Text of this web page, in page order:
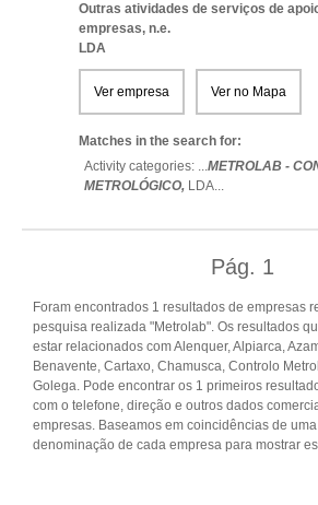
Outras atividades de serviços de
empresas, n.e.
LDA
Ver empresa Ver no Mapa
Matches in the search for:
Activity categories: ...METROLAB -
METROLÓGICO, LDA...
Pág. 1
Foram encontrados 1 resultados de empresas
pesquisa realizada "Metrolab". Os resultados
estar relacionados com Alenquer, Alpiarca,
Benavente, Cartaxo, Chamusca, Controlo
Golega. Pode encontrar os 1 primeiros
com o telefone, direção e outros dados
empresas. Baseamos em coincidências de
denominação de cada empresa para mostrar